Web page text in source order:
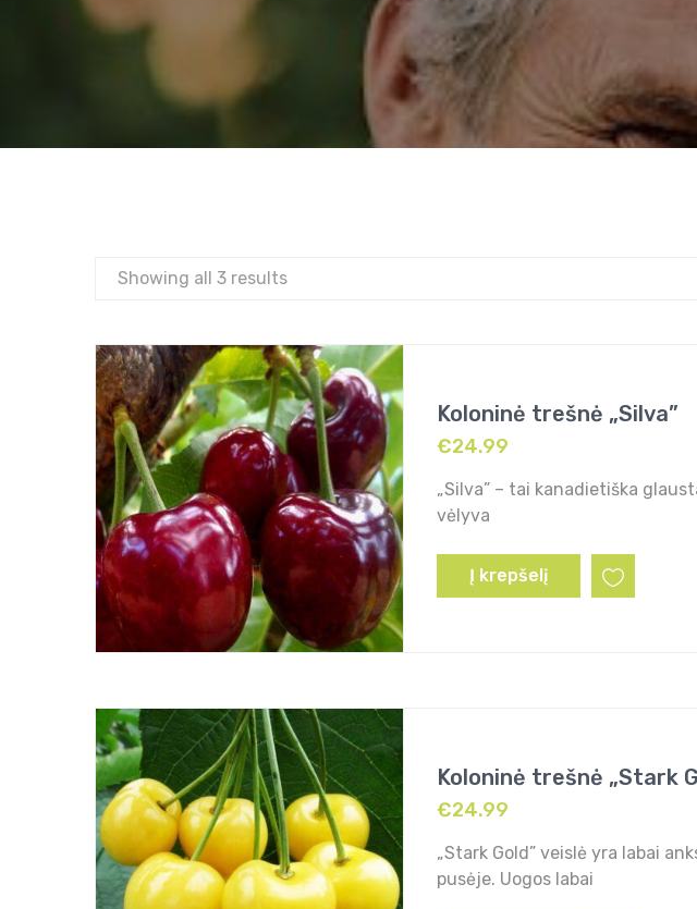
Showing all 3 results
Koloninė trešnė „Silva”
€24.99
„Silva” – tai kanadietiška
vėlyva
Į krepšelį
Koloninė trešnė „Stark
€24.99
„Stark Gold” veislė yra labai
pusėje. Uogos labai